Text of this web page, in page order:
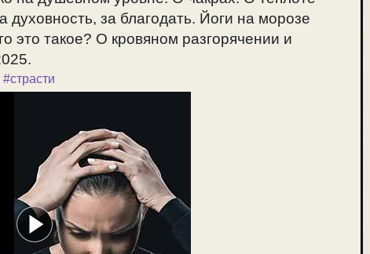
за благодать. Йоги на морозе
это такое? О кровяном разгорячении и
#страсти